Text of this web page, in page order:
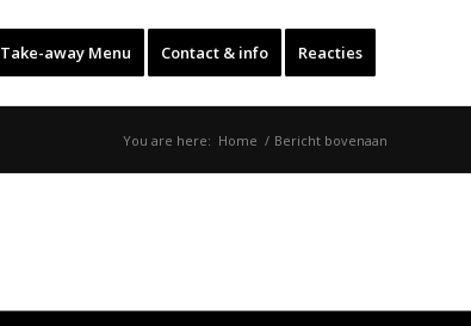
Take-away Menu Contact & info Reacties
You are here: Home / Bericht bovenaan